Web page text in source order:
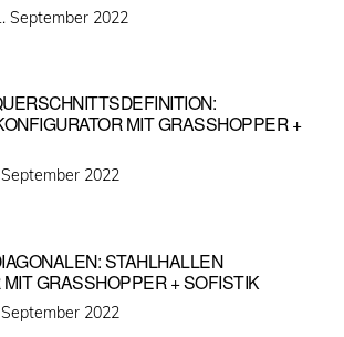
September 2022
MIT GRASSHOPPER +
2022
STAHLHALLEN
MIT GRASSHOPPER + SOFISTIK
2022